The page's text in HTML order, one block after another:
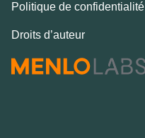
Politique de confidentialité
Droits d’auteur